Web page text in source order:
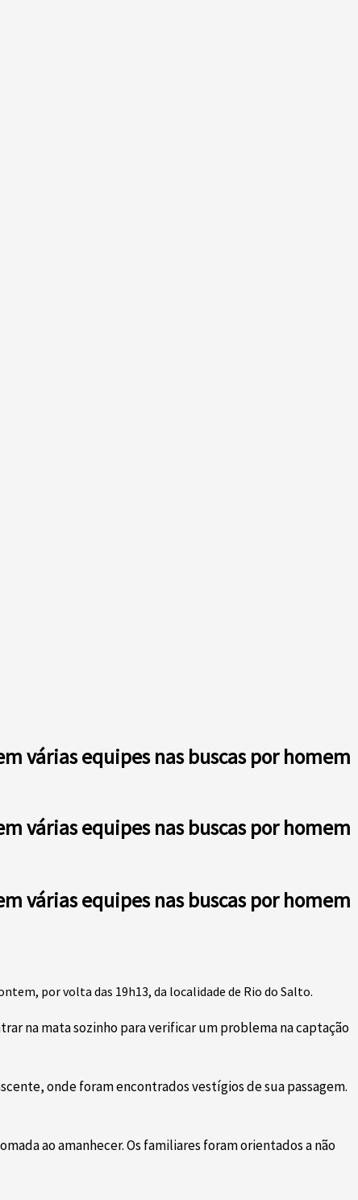
várias equipes nas buscas por homem
várias equipes nas buscas por homem
várias equipes nas buscas por homem
por volta das 19h13, da localidade de Rio do Salto.
na mata sozinho para verificar um problema na captação
onde foram encontrados vestígios de sua passagem.
ao amanhecer. Os familiares foram orientados a não